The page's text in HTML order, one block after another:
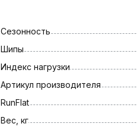
Сезонность
Шипы
Индекс нагрузки
Артикул производителя
RunFlat
Вес, кг